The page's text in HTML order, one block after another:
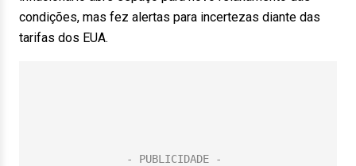
condições, mas fez alertas para incertezas diante das
tarifas dos EUA.